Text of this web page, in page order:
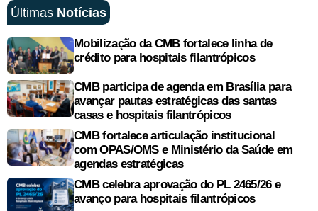
Últimas Notícias
Mobilização da CMB fortalece linha de
crédito para hospitais filantrópicos
CMB participa de agenda em Brasília para
avançar pautas estratégicas das santas
casas e hospitais filantrópicos
CMB fortalece articulação institucional
com OPAS/OMS e Ministério da Saúde em
agendas estratégicas
CMB celebra aprovação do PL 2465/26 e
avanço para hospitais filantrópicos